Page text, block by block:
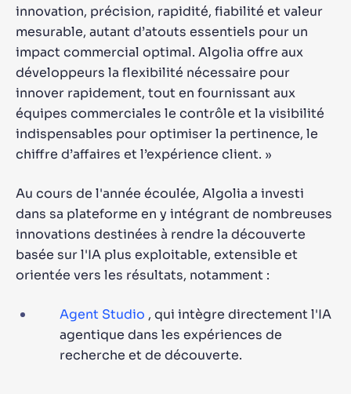
innovation, précision, rapidité, fiabilité et valeur
mesurable, autant d’atouts essentiels pour un
impact commercial optimal. Algolia offre aux
développeurs la flexibilité nécessaire pour
innover rapidement, tout en fournissant aux
équipes commerciales le contrôle et la visibilité
indispensables pour optimiser la pertinence, le
chiffre d’affaires et l’expérience client. »
Au cours de l'année écoulée, Algolia a investi
dans sa plateforme en y intégrant de nombreuses
innovations destinées à rendre la découverte
basée sur l'IA plus exploitable, extensible et
orientée vers les résultats, notamment :
Agent Studio , qui intègre directement l'IA
agentique dans les expériences de
recherche et de découverte.